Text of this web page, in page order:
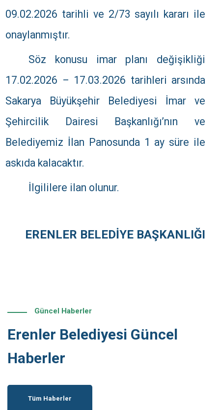
09.02.2026 tarihli ve 2/73 sayılı kararı ile
onaylanmıştır.
Söz konusu imar planı değişikliği
17.02.2026 – 17.03.2026 tarihleri arsında
Sakarya Büyükşehir Belediyesi İmar ve
Şehircilik Dairesi Başkanlığı’nın ve
Belediyemiz İlan Panosunda 1 ay süre ile
askıda kalacaktır.
İlgililere ilan olunur.
ERENLER BELEDİYE BAŞKANLIĞI
Güncel Haberler
Erenler Belediyesi Güncel
Haberler
Tüm Haberler